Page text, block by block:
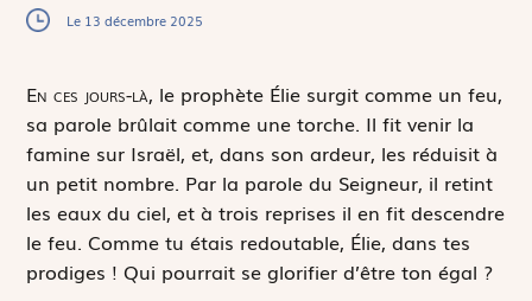
Le 13 décembre 2025
En ces jours-là, le prophète Élie surgit comme un feu,
sa parole brûlait comme une torche. Il fit venir la
famine sur Israël, et, dans son ardeur, les réduisit à
un petit nombre. Par la parole du Seigneur, il retint
les eaux du ciel, et à trois reprises il en fit descendre
le feu. Comme tu étais redoutable, Élie, dans tes
prodiges ! Qui pourrait se glorifier d’être ton égal ?